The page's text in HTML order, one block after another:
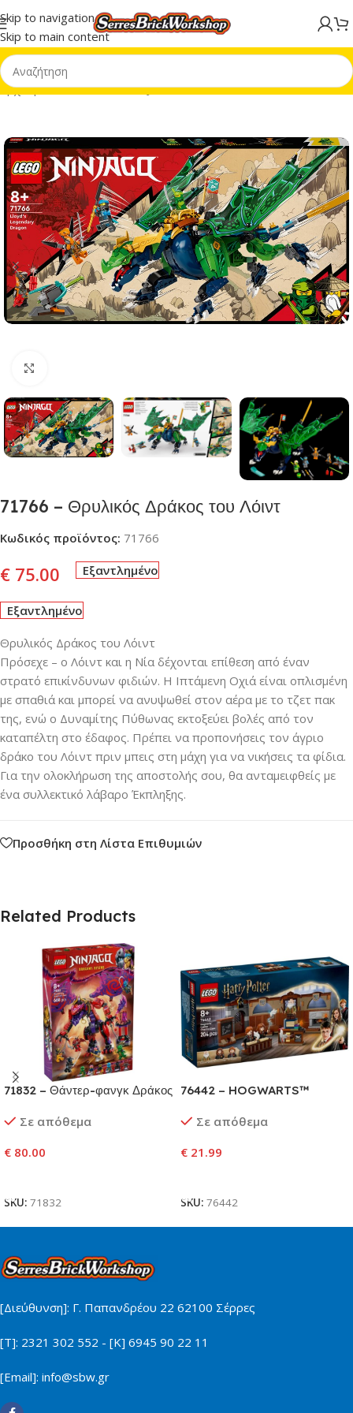
Skip to navigation
Skip to main content
Αρχική σελίδα/LEGO® NINJAGO®
71766 – Θρυλικός Δράκος του Λόιντ
Κωδικός προϊόντος: 71766
€ 75.00 Εξαντλημένο
Εξαντλημένο
Θρυλικός Δράκος του Λόιντ
Πρόσεχε – ο Λόιντ και η Νία δέχονται επίθεση από έναν
στρατό επικίνδυνων φιδιών. Η Ιπτάμενη Οχιά είναι οπλισμένη
με σπαθιά και μπορεί να ανυψωθεί στον αέρα με το τζετ πακ
της, ενώ ο Δυναμίτης Πύθωνας εκτοξεύει βολές από τον
καταπέλτη στο έδαφος. Πρέπει να προπονήσεις τον άγριο
δράκο του Λόιντ πριν μπεις στη μάχη για να νικήσεις τα φίδια.
Για την ολοκλήρωση της αποστολής σου, θα ανταμειφθείς με
ένα συλλεκτικό λάβαρο Έκπληξης.
Προσθήκη στη Λίστα Επιθυμιών
Related Products
71832 – Θάντερ-φανγκ Δράκος
Σε απόθεμα
€ 80.00
SKU: 71832
76442 – HOGWARTS™
Σε απόθεμα
€ 21.99
SKU: 76442
[Διεύθυνση]: Γ. Παπανδρέου 22 62100 Σέρρες
[Τ]: 2321 302 552 - [Κ] 6945 90 22 11
[Email]: info@sbw.gr